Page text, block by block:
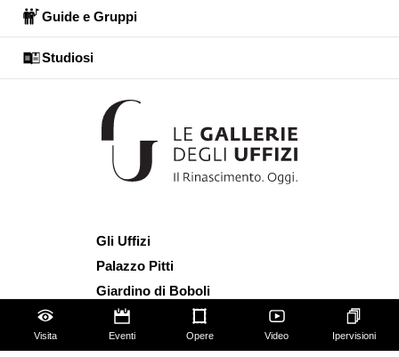
Visita Eventi Opere Video Ipervisioni
Guide e Gruppi
Studiosi
Gli Uffizi
Palazzo Pitti
Giardino di Boboli
Corridoio Vasariano
Biglietti